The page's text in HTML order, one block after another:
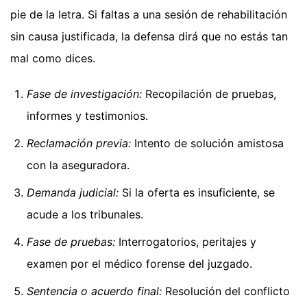
pie de la letra. Si faltas a una sesión de rehabilitación
sin causa justificada, la defensa dirá que no estás tan
mal como dices.
Fase de investigación: Recopilación de pruebas,
informes y testimonios.
Reclamación previa: Intento de solución amistosa
con la aseguradora.
Demanda judicial: Si la oferta es insuficiente, se
acude a los tribunales.
Fase de pruebas: Interrogatorios, peritajes y
examen por el médico forense del juzgado.
Sentencia o acuerdo final: Resolución del conflicto